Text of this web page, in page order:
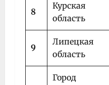
8
Курская
область
9
Липецкая
область
Город